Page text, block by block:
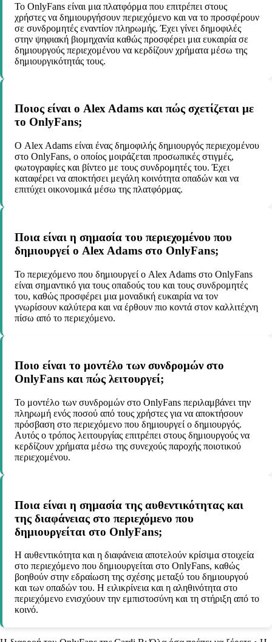
Το OnlyFans είναι μια πλατφόρμα που επιτρέπει στους
χρήστες να δημιουργήσουν περιεχόμενο και να το προσφέρουν
σε συνδρομητές εναντίον πληρωμής. Έχει γίνει δημοφιλές
στην ψηφιακή βιομηχανία καθώς προσφέρει μια ευκαιρία σε
δημιουργούς περιεχομένου να κερδίζουν χρήματα μέσω της
δημιουργικότητάς τους.
Ποιος είναι ο Alex Adams και πώς σχετίζεται με
το OnlyFans;
Ο Alex Adams είναι ένας δημοφιλής δημιουργός περιεχομένου
στο OnlyFans, ο οποίος μοιράζεται προσωπικές στιγμές,
φωτογραφίες και βίντεο με τους συνδρομητές του. Έχει
καταφέρει να αποκτήσει μεγάλη κοινότητα οπαδών και να
επιτύχει οικονομικά μέσω της πλατφόρμας.
Ποια είναι η σημασία του περιεχομένου που
δημιουργεί ο Alex Adams στο OnlyFans;
Το περιεχόμενο που δημιουργεί ο Alex Adams στο OnlyFans
είναι σημαντικό για τους οπαδούς του και τους συνδρομητές
του, καθώς προσφέρει μια μοναδική ευκαιρία να τον
γνωρίσουν καλύτερα και να έρθουν πιο κοντά στον καλλιτέχνη
πίσω από το περιεχόμενο.
Ποιο είναι το μοντέλο των συνδρομών στο
OnlyFans και πώς λειτουργεί;
Το μοντέλο των συνδρομών στο OnlyFans περιλαμβάνει την
πληρωμή ενός ποσού από τους χρήστες για να αποκτήσουν
πρόσβαση στο περιεχόμενο που δημιουργεί ο δημιουργός.
Αυτός ο τρόπος λειτουργίας επιτρέπει στους δημιουργούς να
κερδίζουν χρήματα μέσω της συνεχούς παροχής ποιοτικού
περιεχομένου.
Ποια είναι η σημασία της αυθεντικότητας και
της διαφάνειας στο περιεχόμενο που
δημιουργείται στο OnlyFans;
Η αυθεντικότητα και η διαφάνεια αποτελούν κρίσιμα στοιχεία
στο περιεχόμενο που δημιουργείται στο OnlyFans, καθώς
βοηθούν στην εδραίωση της σχέσης μεταξύ του δημιουργού
και των οπαδών του. Η ειλικρίνεια και η αληθινότητα στο
περιεχόμενο ενισχύουν την εμπιστοσύνη και τη στήριξη από το
κοινό.